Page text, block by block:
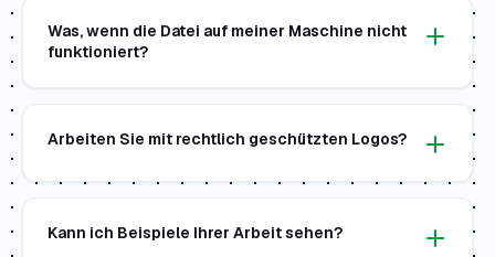
Was, wenn die Datei auf meiner Maschine nicht
funktioniert?
Arbeiten Sie mit rechtlich geschützten Logos?
Kann ich Beispiele Ihrer Arbeit sehen?